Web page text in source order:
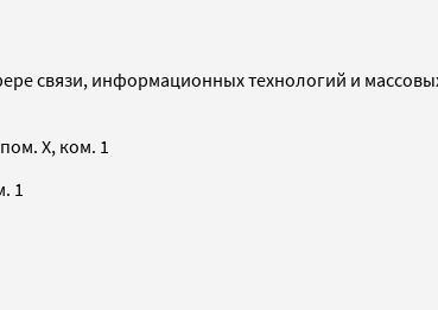
связи, информационных технологий и
X, ком. 1
1